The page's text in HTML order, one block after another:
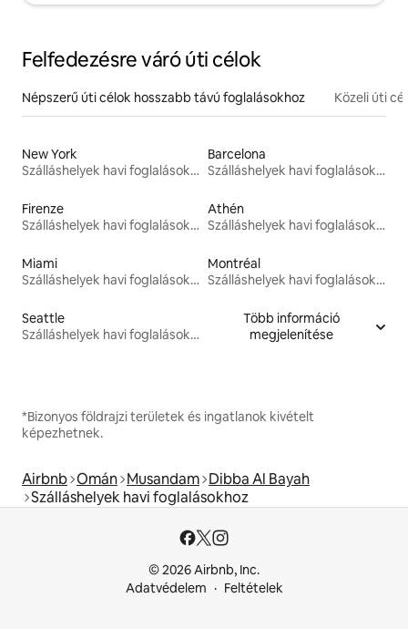
Felfedezésre váró úti célok
Népszerű úti célok hosszabb távú foglalásokhoz Közeli úti
New York
Szálláshelyek havi foglalásokhoz
Barcelona
Szálláshelyek havi foglalásokhoz
Firenze
Szálláshelyek havi foglalásokhoz
Athén
Szálláshelyek havi foglalásokhoz
Miami
Szálláshelyek havi foglalásokhoz
Montréal
Szálláshelyek havi foglalásokhoz
Seattle
Szálláshelyek havi foglalásokhoz
Több információ
megjelenítése
*Bizonyos földrajzi területek és ingatlanok kivételt
képezhetnek.
Airbnb Omán Musandam Dibba Al Bayah
Szálláshelyek havi foglalásokhoz
© 2026 Airbnb, Inc.
Adatvédelem
Feltételek